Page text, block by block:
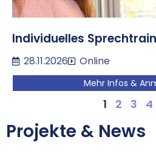
Individuelles
28.11.2026 Online
Mehr Infos &
1 2 3 4
Projekte & News